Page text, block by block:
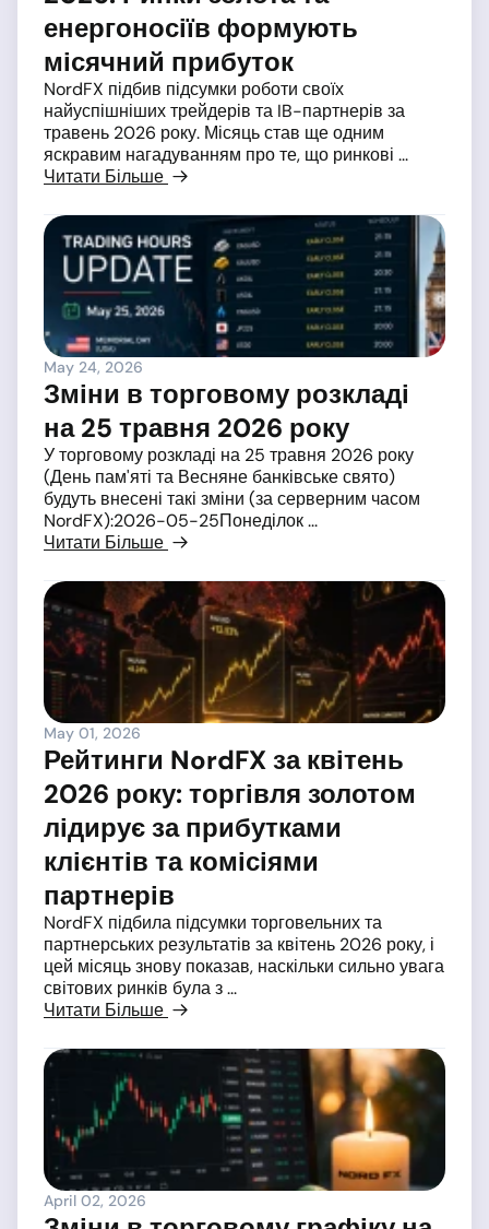
енергоносіїв формують
місячний прибуток
NordFX підбив підсумки роботи своїх
найуспішніших трейдерів та IB-партнерів за
травень 2026 року. Місяць став ще одним
яскравим нагадуванням про те, що ринкові ...
Читати Більше
May 24, 2026
Зміни в торговому розкладі
на 25 травня 2026 року
У торговому розкладі на 25 травня 2026 року
(День пам'яті та Весняне банківське свято)
будуть внесені такі зміни (за серверним часом
NordFX):2026-05-25Понеділок ...
Читати Більше
May 01, 2026
Рейтинги NordFX за квітень
2026 року: торгівля золотом
лідирує за прибутками
клієнтів та комісіями
партнерів
NordFX підбила підсумки торговельних та
партнерських результатів за квітень 2026 року, і
цей місяць знову показав, наскільки сильно увага
світових ринків була з ...
Читати Більше
April 02, 2026